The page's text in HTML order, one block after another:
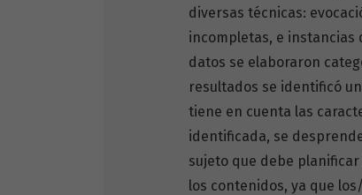
diversas técnicas:
incompletas, e instancias
datos se elaboraron
resultados se identificó
tiene en cuenta las
identificada, se
sujeto que debe
los contenidos, ya que